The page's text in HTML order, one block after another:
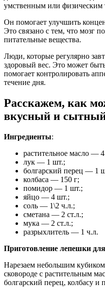
умственным или физическим
Он помогает улучшить
Это связано с тем, что мозг
питательные вещества.
Люди, которые регулярно
здоровый вес. Это может
помогает контролировать
течение дня.
Расскажем, как
вкусный и сытный
Ингредиенты:
растительное масло — 4
лук — 1 шт.;
болгарский перец — 1
колбаса — 150 г;
помидор — 1 шт.;
яйцо — 4 шт.;
соль — 1\2 ч.л.;
сметана — 2 ст.л.;
мука — 2 ст.л.;
разрыхлитель — 1 ч.л.
Приготовление лепешки
Нарезаем небольшим
сковороде с растительным
болгарский перец, колбасу и